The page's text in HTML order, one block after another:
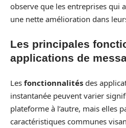
observe que les entreprises qui
une nette amélioration dans
Les principales
applications de
Les fonctionnalités des
instantanée peuvent varier
plateforme à l’autre, mais elles
caractéristiques communes